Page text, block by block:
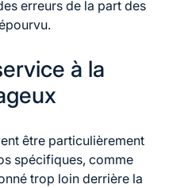
erreurs de la part des
à la
être particulièrement
spécifiques, comme
trop loin derrière la